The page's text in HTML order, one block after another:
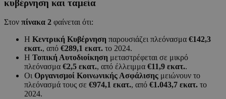
κυβέρνηση και ταμεία
Στον πίνακα 2 φαίνεται ότι:
Η Κεντρική Κυβέρνηση παρουσιάζει πλεόνασμα €142,3
εκατ., από €289,1 εκατ. το 2024.
Η Τοπική Αυτοδιοίκηση μεταστρέφεται σε μικρό
πλεόνασμα €2,5 εκατ., από έλλειμμα €11,9 εκατ..
Οι Οργανισμοί Κοινωνικής Ασφάλισης μειώνουν το
πλεόνασμά τους σε €974,1 εκατ., από €1.043,7 εκατ. το
2024.